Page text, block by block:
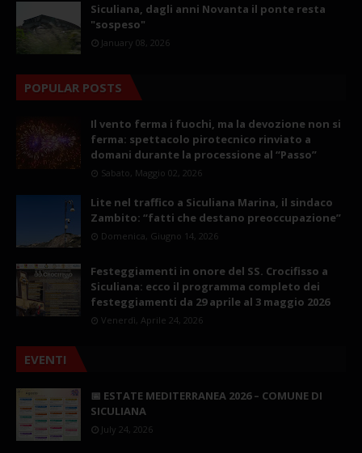
Siculiana, dagli anni Novanta il ponte resta
"sospeso"
January 08, 2026
POPULAR POSTS
Il vento ferma i fuochi, ma la devozione non si
ferma: spettacolo pirotecnico rinviato a
domani durante la processione al “Passo”
Sabato, Maggio 02, 2026
Lite nel traffico a Siculiana Marina, il sindaco
Zambito: “fatti che destano preoccupazione”
Domenica, Giugno 14, 2026
Festeggiamenti in onore del SS. Crocifisso a
Siculiana: ecco il programma completo dei
festeggiamenti da 29 aprile al 3 maggio 2026
Venerdì, Aprile 24, 2026
EVENTI
📅 ESTATE MEDITERRANEA 2026 – COMUNE DI
SICULIANA
July 24, 2026